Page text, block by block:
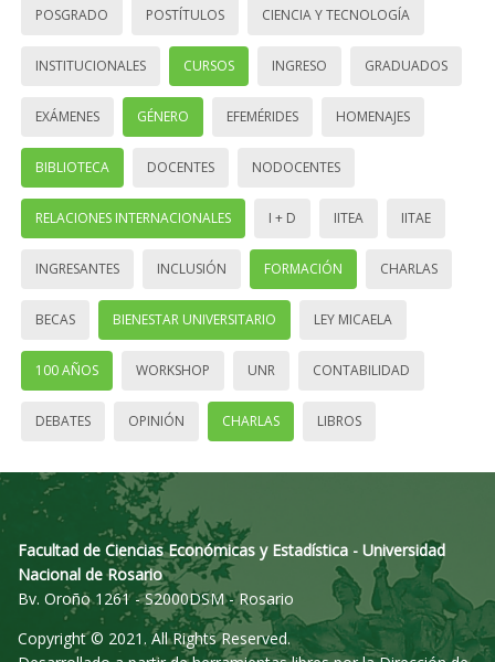
POSGRADO POSTÍTULOS CIENCIA Y TECNOLOGÍA
INSTITUCIONALES CURSOS INGRESO GRADUADOS
EXÁMENES GÉNERO EFEMÉRIDES HOMENAJES
BIBLIOTECA DOCENTES NODOCENTES
RELACIONES INTERNACIONALES I + D IITEA IITAE
INGRESANTES INCLUSIÓN FORMACIÓN CHARLAS
BECAS BIENESTAR UNIVERSITARIO LEY MICAELA
100 AÑOS WORKSHOP UNR CONTABILIDAD
DEBATES OPINIÓN CHARLAS LIBROS
Facultad de Ciencias Económicas y Estadística - Universidad
Nacional de Rosario
Bv. Oroño 1261 - S2000DSM - Rosario
Copyright © 2021. All Rights Reserved.